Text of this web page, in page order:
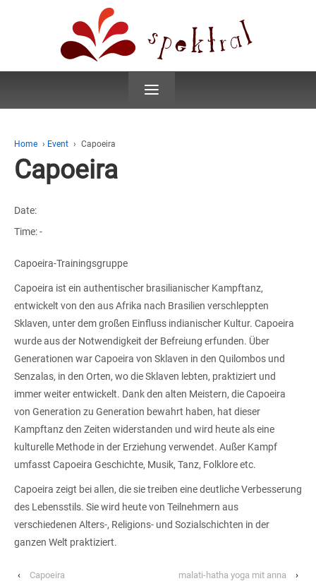
≡
Home › Event › Capoeira
Capoeira
Date:
Time:-
Capoeira-Trainingsgruppe
Capoeira ist ein authentischer brasilianischer Kampftanz,
entwickelt von den aus Afrika nach Brasilien verschleppten
Sklaven, unter dem großen Einfluss indianischer Kultur. Capoeira
wurde aus der Notwendigkeit der Befreiung erfunden. Über
Generationen war Capoeira von Sklaven in den Quilombos und
Senzalas, in den Orten, wo die Sklaven lebten, praktiziert und
immer weiter entwickelt. Dank den alten Meistern, die Capoeira
von Generation zu Generation bewahrt haben, hat dieser
Kampftanz den Zeiten widerstanden und wird heute als eine
kulturelle Methode in der Erziehung verwendet. Außer Kampf
umfasst Capoeira Geschichte, Musik, Tanz, Folklore etc.
Capoeira zeigt bei allen, die sie treiben eine deutliche Verbesserung
des Lebensstils. Sie wird heute von Teilnehmern aus
verschiedenen Alters-, Religions- und Sozialschichten in der
ganzen Welt praktiziert.
‹ Capoeira malati-hatha yoga mit anna ›